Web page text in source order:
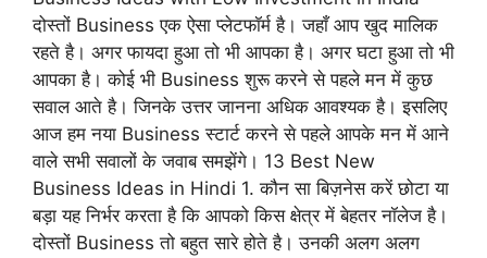
दोस्तों Business एक ऐसा प्लेटफॉर्म है। जहाँ आप खुद मालिक
रहते है। अगर फायदा हुआ तो भी आपका है। अगर घटा हुआ तो भी
आपका है। कोई भी Business शुरू करने से पहले मन में कुछ
सवाल आते है। जिनके उत्तर जानना अधिक आवश्यक है। इसलिए
आज हम नया Business स्टार्ट करने से पहले आपके मन में आने
वाले सभी सवालों के जवाब समझेंगे। 13 Best New
Business Ideas in Hindi 1. कौन सा बिज़नेस करें छोटा या
बड़ा यह निर्भर करता है कि आपको किस क्षेत्र में बेहतर नॉलेज है।
दोस्तों Business तो बहुत सारे होते है। उनकी अलग अलग